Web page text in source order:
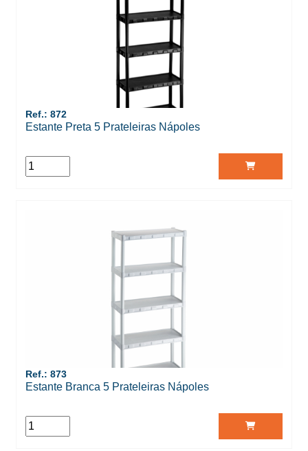
Ref.: 872
Estante Preta 5 Prateleiras Nápoles
Ref.: 873
Estante Branca 5 Prateleiras Nápoles